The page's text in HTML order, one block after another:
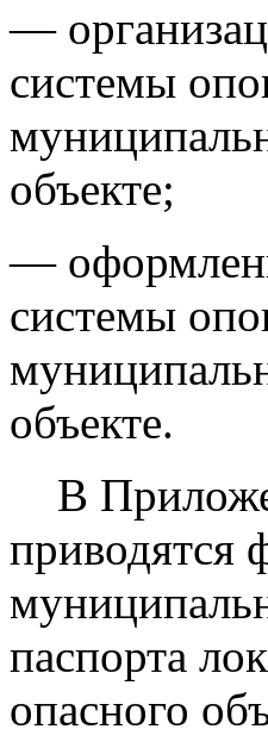
—
системы
объекте;
—
системы
объекте.
В
приводятся
паспорта
опасного